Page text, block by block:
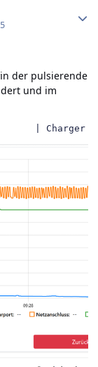
der pulsierende
und im
| Charger